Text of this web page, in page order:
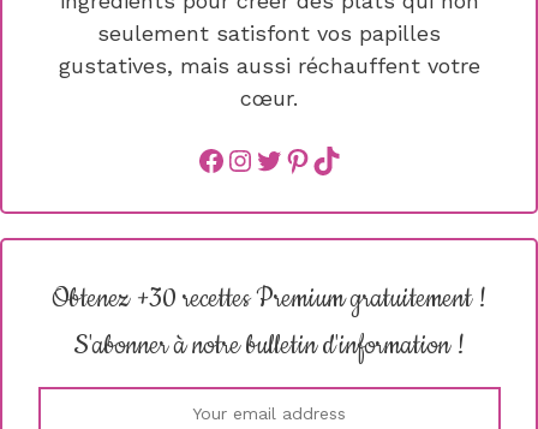
seulement satisfont vos papilles
gustatives, mais aussi réchauffent votre
cœur.
Facebook
instagram
Twitter
Pinterest
TikTok
Obtenez +30 recettes Premium gratuitement !
S'abonner à notre bulletin d'information !